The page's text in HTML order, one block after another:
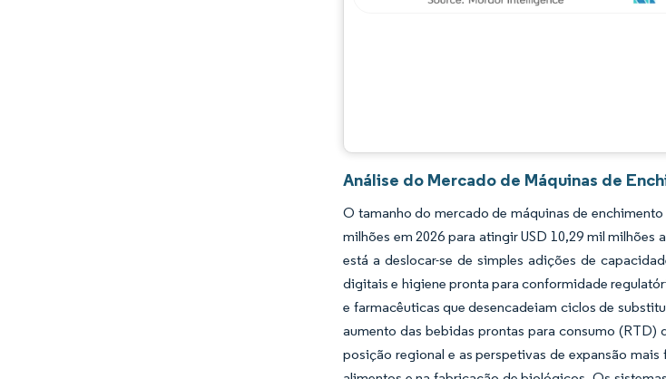
Análise do Mercado de Máquinas de
O tamanho do mercado de máquinas de
milhões em 2026 para atingir USD 10,29 mil milhões
está a deslocar-se de simples adições de
digitais e higiene pronta para conformidade
e farmacêuticas que desencadeiam ciclos de
aumento das bebidas prontas para consumo (RTD)
posição regional e as perspetivas de expansão